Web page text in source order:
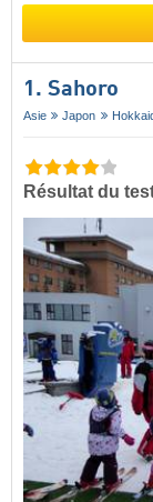
1. Sahoro
Asie Japon
Résultat du